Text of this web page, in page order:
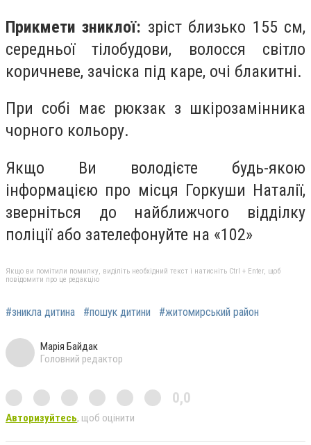
Прикмети зниклої: зріст близько 155 см,
середньої тілобудови, волосся світло
коричневе, зачіска під каре, очі блакитні.
При собі має рюкзак з шкірозамінника
чорного кольору.
Якщо Ви володієте будь-якою
інформацією про місця Горкуши Наталії,
зверніться до найближчого відділку
поліції або зателефонуйте на «102»
Якщо ви помітили помилку, виділіть необхідний текст і натисніть Ctrl + Enter, щоб
повідомити про це редакцію
#зникла дитина #пошук дитини #житомирський район
Марія Байдак
Головний редактор
0,0
Авторизуйтесь, щоб оцінити